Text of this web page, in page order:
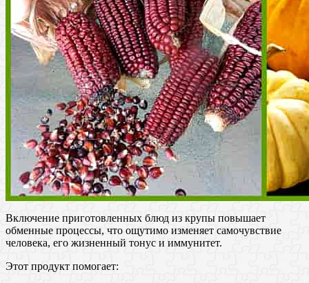
Включение приготовленных блюд из крупы повышает
обменные процессы, что ощутимо изменяет самочувствие
человека, его жизненный тонус и иммунитет.
Этот продукт помогает: